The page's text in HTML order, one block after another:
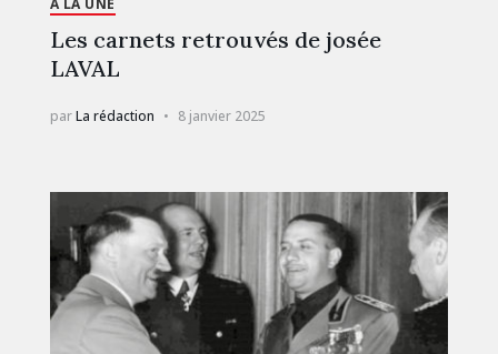
À LA UNE
Les carnets retrouvés de josée
LAVAL
parLa rédaction 8 janvier 2025